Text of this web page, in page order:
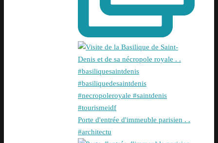
Porte d'entrée d'immeuble parisien . .
#architectu